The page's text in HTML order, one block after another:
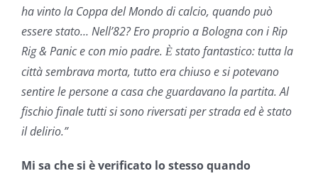
ha vinto la Coppa del Mondo di calcio, quando può
essere stato… Nell’82? Ero proprio a Bologna con i Rip
Rig & Panic e con mio padre. È stato fantastico: tutta la
città sembrava morta, tutto era chiuso e si potevano
sentire le persone a casa che guardavano la partita. Al
fischio finale tutti si sono riversati per strada ed è stato
il delirio.”
Mi sa che si è verificato lo stesso quando